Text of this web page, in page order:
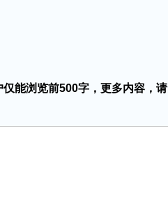
能浏览前500字，更多内容，请